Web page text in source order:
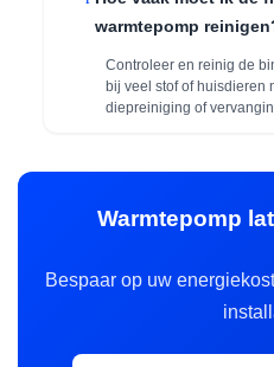
warmtepomp
Controleer en reinig de
bij veel stof of huisdieren
diepreiniging of
Warmtepomp
Bespaar op uw